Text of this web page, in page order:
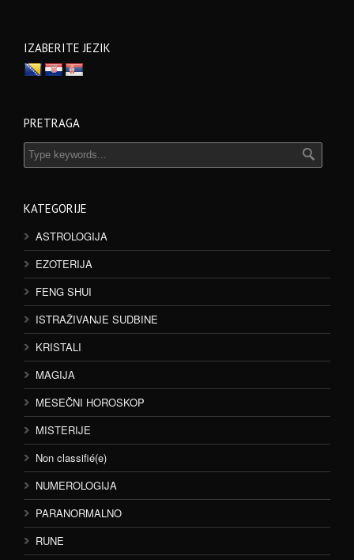
IZABERITE JEZIK
PRETRAGA
KATEGORIJE
ASTROLOGIJA
EZOTERIJA
FENG SHUI
ISTRAŽIVANJE SUDBINE
KRISTALI
MAGIJA
MESEČNI HOROSKOP
MISTERIJE
Non classifié(e)
NUMEROLOGIJA
PARANORMALNO
RUNE